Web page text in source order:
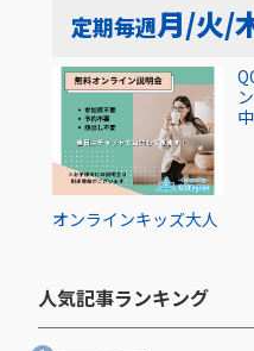
定期毎週月/火/
オンラインキッズ大人
人気記事ランキング​